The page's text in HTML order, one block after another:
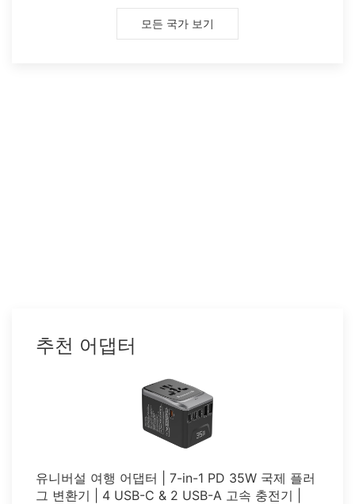
모든 국가 보기
추천 어댑터
유니버설 여행 어댑터 | 7-in-1 PD 35W 국제 플러
그 변환기 | 4 USB-C & 2 USB-A 고속 충전기 |